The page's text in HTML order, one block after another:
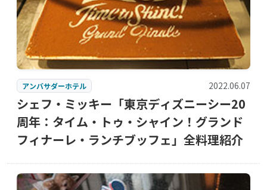
アンバサダーホテル 2022.06.07
シェフ・ミッキー「東京ディズニーシー20
周年：タイム・トゥ・シャイン！グランド
フィナーレ・ランチブッフェ」全料理紹介